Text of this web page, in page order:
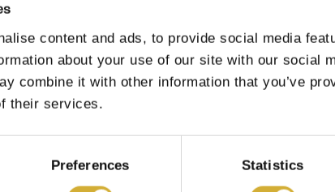
content and ads, to provide social media
about your use of our site with our social
combine it with other information that you’ve
their services.
Preferences Statistics